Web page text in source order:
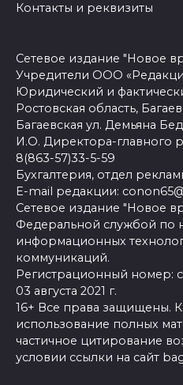
Контакты и реквизиты
Сетевое издание "Новое
Учредители ООО
Юридический и
Ростовская область,
Багаевская ул. Демьяна
И.О. Директора-главного
8(863-57)33-5-59
Бухгалтерия, отдел
E-mail редакции:
Сетевое издание "Новое
Федеральной службой по
информационных
коммуникаций.
Регистрационный номер:
03 августа 2021 г.
16+ Все права защищены.
использование полных
частичное цитирование
условии ссылки на сайт